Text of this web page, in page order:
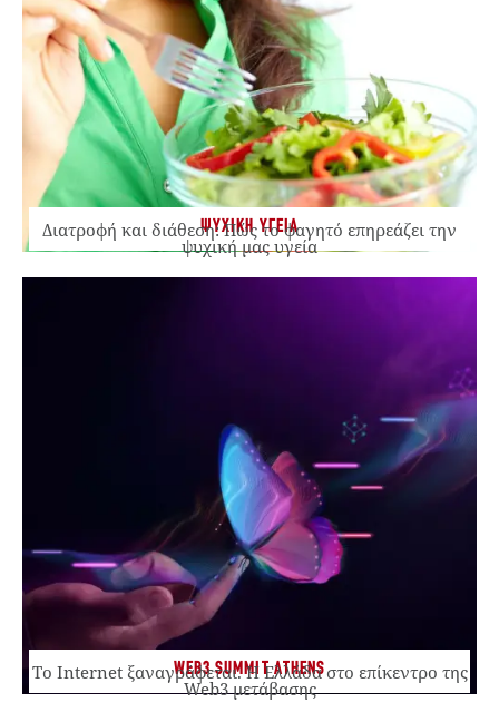
ΨΥΧΙΚΗ ΥΓΕΙΑ
Διατροφή και διάθεση: Πώς το φαγητό επηρεάζει την
ψυχική μας υγεία
WEB3 SUMMIT ATHENS
Το Internet ξαναγράφεται. Η Ελλάδα στο επίκεντρο της
Web3 μετάβασης